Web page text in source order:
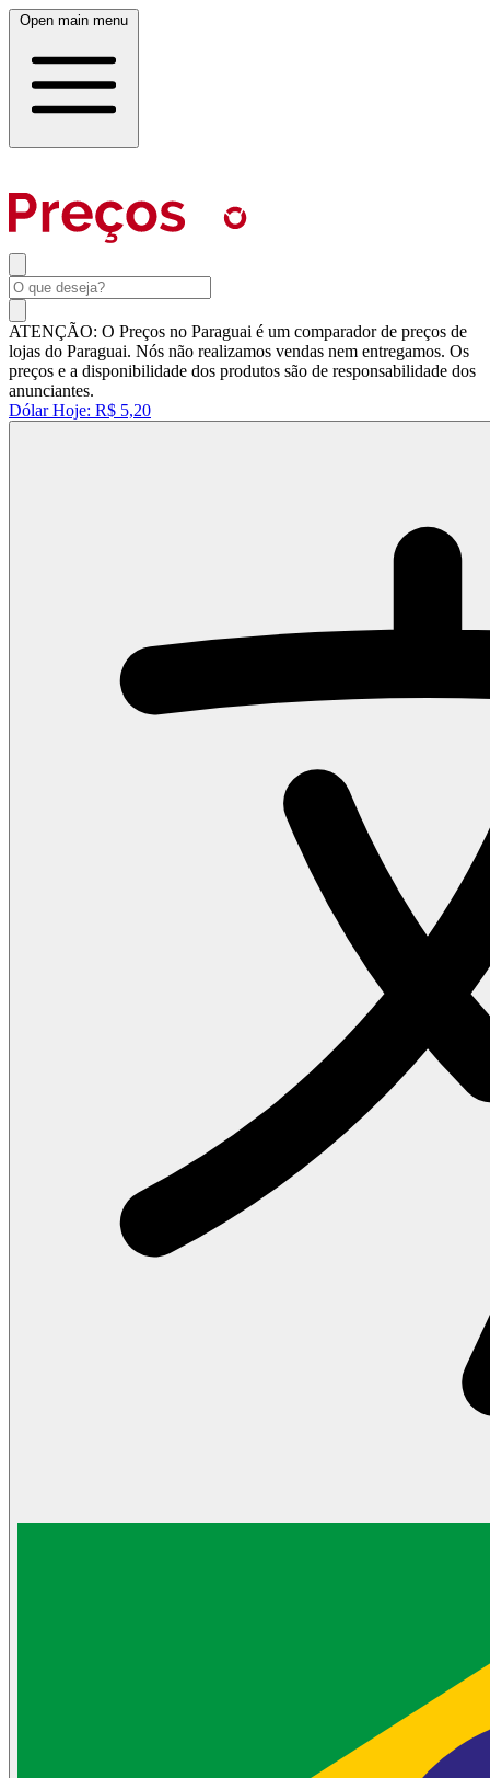
Open main menu
ATENÇÃO: O Preços no Paraguai é um comparador de preços de
lojas do Paraguai. Nós não realizamos vendas nem entregamos. Os
preços e a disponibilidade dos produtos são de responsabilidade dos
anunciantes.
Dólar Hoje: R$ 5,20